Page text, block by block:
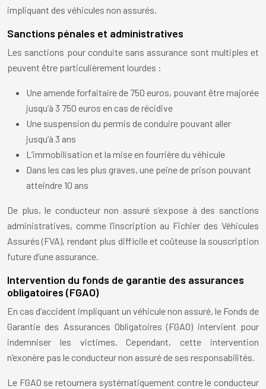
impliquant des véhicules non assurés.
Sanctions pénales et administratives
Les sanctions pour conduite sans assurance sont multiples et
peuvent être particulièrement lourdes :
Une amende forfaitaire de 750 euros, pouvant être majorée
jusqu’à 3 750 euros en cas de récidive
Une suspension du permis de conduire pouvant aller
jusqu’à 3 ans
L’immobilisation et la mise en fourrière du véhicule
Dans les cas les plus graves, une peine de prison pouvant
atteindre 10 ans
De plus, le conducteur non assuré s’expose à des sanctions
administratives, comme l’inscription au Fichier des Véhicules
Assurés (FVA), rendant plus difficile et coûteuse la souscription
future d’une assurance.
Intervention du fonds de garantie des assurances
obligatoires (FGAO)
En cas d’accident impliquant un véhicule non assuré, le Fonds de
Garantie des Assurances Obligatoires (FGAO) intervient pour
indemniser les victimes. Cependant, cette intervention
n’exonère pas le conducteur non assuré de ses responsabilités.
Le FGAO se retournera systématiquement contre le conducteur